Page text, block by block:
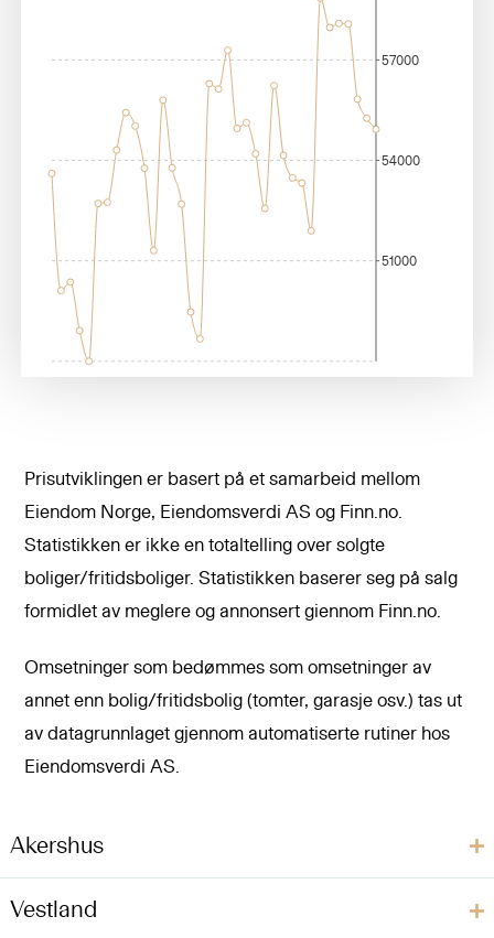
51000
54000
57000
Prisutviklingen er basert på et samarbeid mellom
Eiendom Norge, Eiendomsverdi AS og Finn.no.
Statistikken er ikke en totaltelling over solgte
boliger/fritidsboliger. Statistikken baserer seg på salg
formidlet av meglere og annonsert giennom Finn.no.
Omsetninger som bedømmes som omsetninger av
annet enn bolig/fritidsbolig (tomter, garasje osv.) tas ut
av datagrunnlaget gjennom automatiserte rutiner hos
Eiendomsverdi AS.
Akershus
Vestland